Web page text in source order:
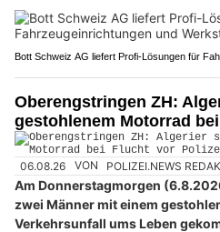
Bott Schweiz AG liefert Profi-Lösungen für
Oberengstringen ZH:
gestohlenem Motorrad
06.08.26 VON POLIZEI.NEWS
Am Donnerstagmorgen
zwei Männer mit einem
Verkehrsunfall ums Leben